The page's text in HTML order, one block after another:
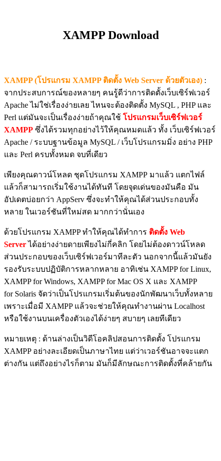
XAMPP Download
XAMPP (โปรแกรม XAMPP ติดตั้ง Web Server ด้วยตัวเอง) :
จากประสบการณ์ของหลายๆ คนรู้ดีว่าการติดตั้งเว็บเซิร์ฟเวอร์
Apache ไม่ใช่เรื่องง่ายเลย ไหนจะต้องติดตั้ง MySQL , PHP และ
Perl แต่มันจะเป็นเรื่องง่ายถ้าคุณใช้ โปรแกรมเว็บเซิร์ฟเวอร์
XAMPP ซึ่งได้รวมทุกอย่างไว้ให้คุณหมดแล้ว ทั้ง เว็บเซิร์ฟเวอร์
Apache / ระบบฐานข้อมูล MySQL / เว็บโปรแกรมมิ่ง อย่าง PHP
และ Perl ครบทั้งหมด จบที่เดียว
เพียงคุณดาวน์โหลด ชุดโปรแกรม XAMPP มาแล้ว แตกไฟล์
แล้วก็สามารถเริ่มใช้งานได้ทันที โดยจุดเด่นของมันคือ มัน
อัปเดตบ่อยกว่า AppServ ซึ่งจะทำให้คุณได้ส่วนประกอบทั้ง
หลาย ในเวอร์ชันที่ใหม่สด มากกว่านั่นเอง
ด้วยโปรแกรม XAMPP ทำให้คุณได้ทำการ ติดตั้ง Web
Serverได้อย่างง่ายดายเพียงไม่กี่คลิก โดยไม่ต้องดาวน์โหลด
ส่วนประกอบของเว็บเซิร์ฟเวอร์มาทีละตัว นอกจากนี้แล้วมันยัง
รองรับระบบปฏิบัติการหลากหลาย อาทิเช่น XAMPP for Linux,
XAMPP for Windows, XAMPP for Mac OS X และ XAMPP
for Solaris จัดว่าเป็นโปรแกรมเริ่มต้นของนักพัฒนาเว็บทั้งหลาย
เพราะเมื่อมี XAMPP แล้วจะช่วยให้คุณทำงานผ่าน Localhost
หรือใช้งานบนเครื่องตัวเองได้ง่ายๆ สบายๆ เลยทีเดียว
หมายเหตุ : ด้านล่างเป็นวิดีโอคลิปสอนการติดตั้ง โปรแกรม
XAMPP อย่างละเอียดเป็นภาษาไทย แต่ว่าเวอร์ชันอาจจะแตก
ต่างกัน แต่ถึงอย่างไรก็ตาม มันก็มีลักษณะการติดตั้งที่คล้ายกัน